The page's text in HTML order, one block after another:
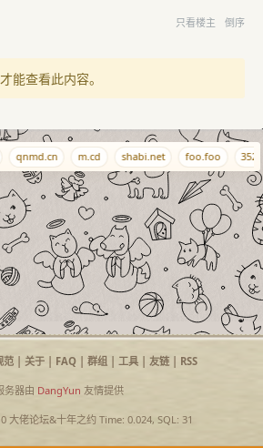
只看楼主 倒序
才能查看此内容。
qnmd.cn m.cd shabi.net foo.foo
范| 关于| FAQ| 群组| 工具| 友链| RSS
务器由 DangYun 友情提供
大佬论坛&十年之约Time: 0.024, SQL: 31